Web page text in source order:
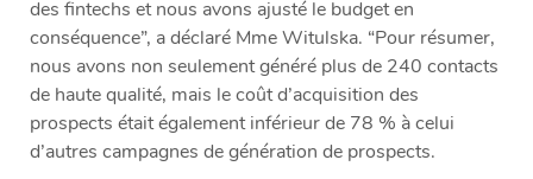
des fintechs et nous avons ajusté le budget en
conséquence”, a déclaré Mme Witulska. “Pour résumer,
nous avons non seulement généré plus de 240 contacts
de haute qualité, mais le coût d’acquisition des
prospects était également inférieur de 78 % à celui
d’autres campagnes de génération de prospects.